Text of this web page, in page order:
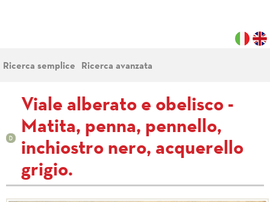
Ricerca semplice Ricerca avanzata
Viale alberato e obelisco -
Matita, penna, pennello,
inchiostro nero, acquerello
grigio.